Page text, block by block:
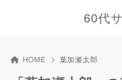
60代
HOME 葉加瀬太郎